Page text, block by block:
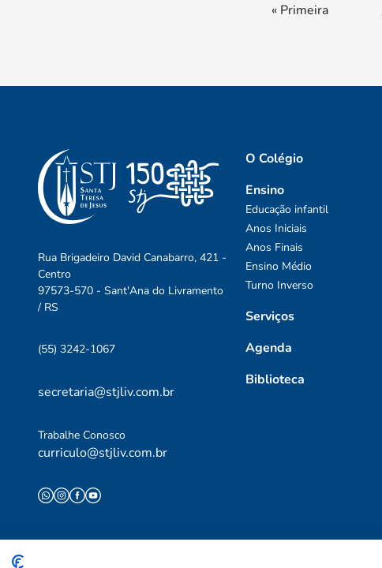
« Primeira
Rua Brigadeiro David Canabarro, 421 -
Centro
97573-570 - Sant'Ana do Livramento
/ RS
(55) 3242-1067
secretaria@stjliv.com.br
Trabalhe Conosco
curriculo@stjliv.com.br
O Colégio
Ensino
Educação infantil
Anos Iniciais
Anos Finais
Ensino Médio
Turno Inverso
Serviços
Agenda
Biblioteca